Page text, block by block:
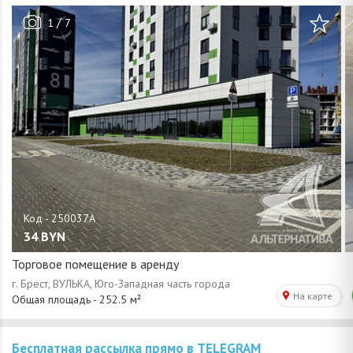
1/7
34 BYN
Торговое помещение в аренду
Бесплатная рассылка прямо в TELEGRAM